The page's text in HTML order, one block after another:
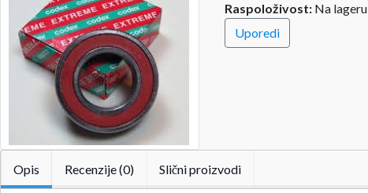
Raspoloživost: Na lageru
Uporedi
Opis Recenzije (0) Slični proizvodi